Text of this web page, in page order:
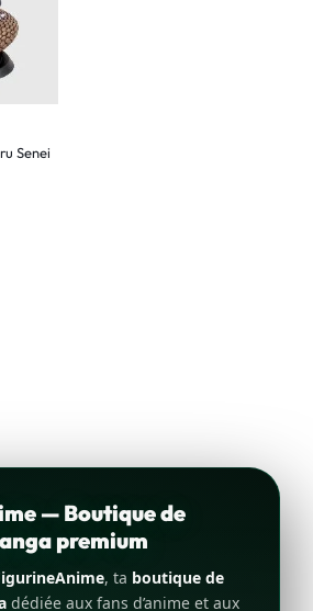
Senei
— Boutique de
premium
, ta boutique de
dédiée aux fans d’anime et aux